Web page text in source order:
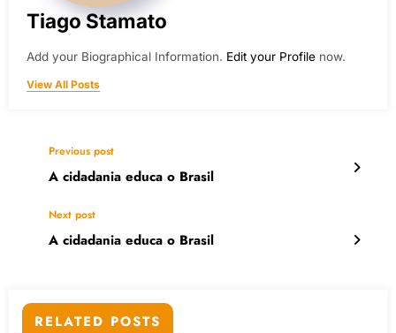
Tiago Stamato
Add your Biographical Information. Edit your Profile now.
View All Posts
Previous post
A cidadania educa o Brasil
Next post
A cidadania educa o Brasil
RELATED POSTS